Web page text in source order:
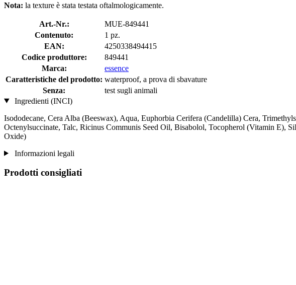
Nota: la texture è stata testata oftalmologicamente.
Art.-Nr.:
MUE-849441
Contenuto:
1 pz.
EAN:
4250338494415
Codice produttore:
849441
Marca:
essence
Caratteristiche del prodotto: waterproof, a prova di sbavature
Senza:
test sugli animali
Ingredienti (INCI)
Isododecane, Cera Alba (Beeswax), Aqua, Euphorbia Cerifera (Candelilla) Cera,
Octenylsuccinate, Talc, Ricinus Communis Seed Oil, Bisabolol, Tocopherol (Vitamin E),
Oxide)
Informazioni legali
Prodotti consigliati